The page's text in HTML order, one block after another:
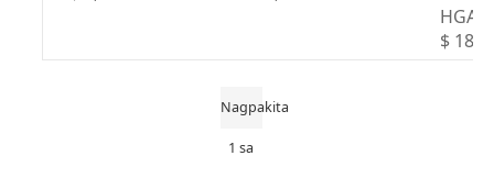
HGA
$
Nagpakita
1 sa